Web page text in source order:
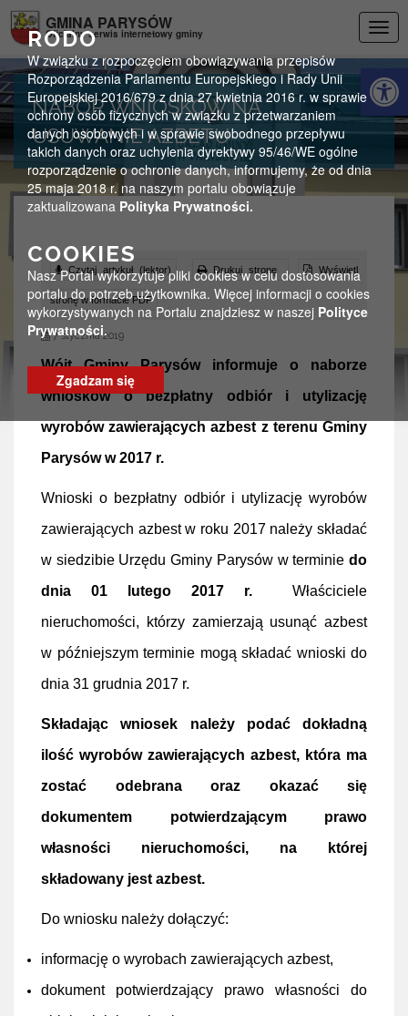
RODO
W związku z rozpoczęciem obowiązywania przepisów
Rozporządzenia Parlamentu Europejskiego i Rady Unii
Europejskiej 2016/679 z dnia 27 kwietnia 2016 r. w sprawie
ochrony osób fizycznych w związku z przetwarzaniem
danych osobowych i w sprawie swobodnego przepływu
takich danych oraz uchylenia dyrektywy 95/46/WE ogólne
rozporządzenie o ochronie danych, informujemy, że od dnia
25 maja 2018 r. na naszym portalu obowiązuje
zaktualizowana Polityka Prywatności.
COOKIES
Nasz Portal wykorzytuje pliki cookies w celu dostosowania
portalu do potrzeb użytkownika. Więcej informacji o cookies
wykorzystywanych na Portalu znajdziesz w naszej Polityce
Prywatności.
Zgadzam się
GMINA PARYSÓW
Oficjalny serwis internetowy gminy
NABÓR WNIOSKÓW NA
USUWANIE AZBETU
Czytaj artykuł (lektor) Drukuj stronę Wyświetl
stronę w formacie PDF
7 stycznia 2019
Wójt Gminy Parysów informuje o naborze
wniosków o bezpłatny odbiór i utylizację
wyrobów zawierających azbest z terenu Gminy
Parysów w 2017 r.
Wnioski o bezpłatny odbiór i utylizację wyrobów
zawierających azbest w roku 2017 należy składać
w siedzibie Urzędu Gminy Parysów w terminie do
dnia
01 lutego 2017 r. Właściciele
nieruchomości, którzy zamierzają usunąć azbest
w późniejszym terminie mogą składać wnioski do
dnia 31 grudnia 2017 r.
Składając wniosek należy podać dokładną
ilość wyrobów zawierających azbest, która ma
zostać odebrana oraz okazać się
dokumentem potwierdzającym prawo
własności nieruchomości, na której
składowany jest azbest.
Do wniosku należy dołączyć:
informację o wyrobach zawierających azbest,
dokument potwierdzający prawo własności do